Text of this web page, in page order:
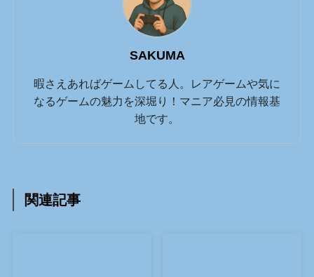
SAKUMA
暇さえあればゲームしてる人。レアゲームや気に
なるゲームの魅力を深堀り！マニア必見の情報基
地です。
関連記事